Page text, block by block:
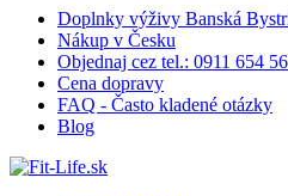
Doplnky výživy Banská
Nákup v Česku
Objednaj cez tel.: 0911 654
Cena dopravy
FAQ - Často kladené otázky
Blog